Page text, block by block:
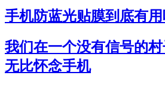
手机防蓝光贴膜到底有
我们在一个没有信号的
无比怀念手机